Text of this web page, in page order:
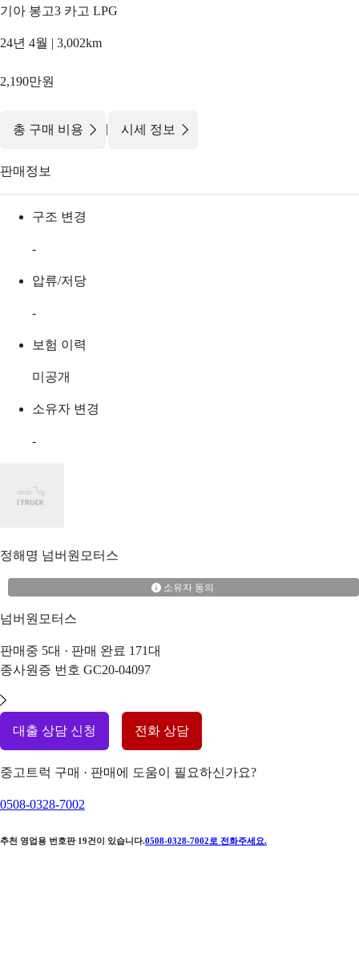
기아 봉고3 카고 LPG
24년 4월 | 3,002km
2,190만원
총 구매 비용 | 시세 정보
판매정보
구조 변경
-
압류/저당
-
보험 이력
미공개
소유자 변경
-
정해명 넘버원모터스
소유자 동의
넘버원모터스
판매중 5대 · 판매 완료 171대
종사원증 번호 GC20-04097
대출 상담 신청 전화 상담
중고트럭 구매 · 판매에 도움이 필요하신가요?
0508-0328-7002
추천 영업용 번호판 19건이 있습니다.0508-0328-7002 로 전화주세요.